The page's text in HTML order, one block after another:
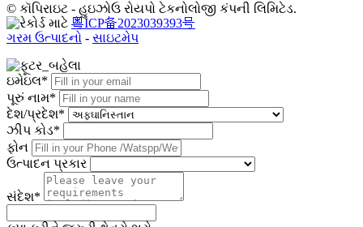
© કૉપિરાઇટ - હુઇઝોઉ રોયપો ટેકનોલોજી કંપની લિમિટેડ.
粤ICP备2023039393号
ગરમ ઉત્પાદનો - સાઇટમેપ
ઇમેઇલ*
પૂરું નામ*
દેશ/પ્રદેશ*
ઝીપ કોડ*
ફોન
ઉત્પાદન પ્રકાર
સંદેશ*